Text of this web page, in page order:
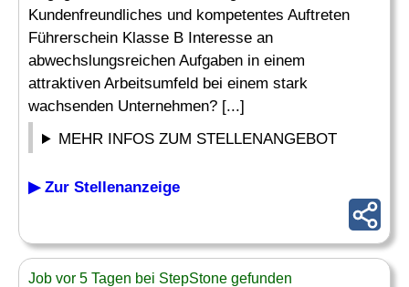
Kundenfreundliches und kompetentes Auftreten
Führerschein Klasse B Interesse an
abwechslungsreichen Aufgaben in einem
attraktiven Arbeitsumfeld bei einem stark
wachsenden Unternehmen? [...]
MEHR INFOS ZUM STELLENANGEBOT
▶ Zur Stellenanzeige
Job vor 5 Tagen bei StepStone gefunden